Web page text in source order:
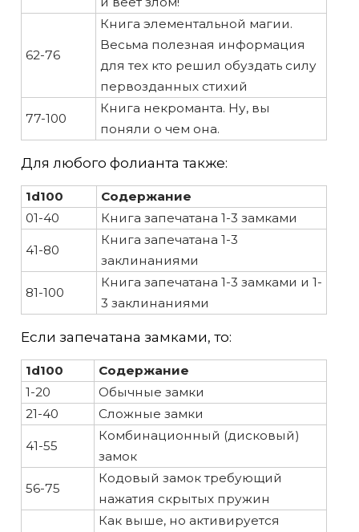
62-76
Книга элементальной магии.
Весьма полезная информация
для тех кто решил обуздать силу
первозданных стихий
77-100
Книга некроманта. Ну, вы
поняли о чем она.
Для любого фолианта также:
1d100
Содержание
01-40
Книга запечатана 1-3 замками
41-80
Книга запечатана 1-3
заклинаниями
81-100
Книга запечатана 1-3 замками и 1-
3 заклинаниями
Если запечатана замками, то:
1d100
Содержание
1-20
Обычные замки
21-40
Сложные замки
41-55
Комбинационный (дисковый)
замок
56-75
Кодовый замок требующий
нажатия скрытых пружин
Как выше, но активируется